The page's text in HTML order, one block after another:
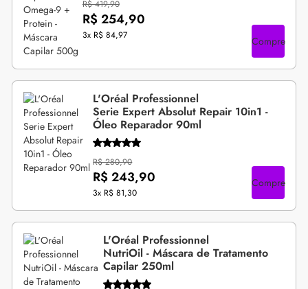
R$ 419,90
R$ 254,90
3x R$ 84,97 Compre
L'Oréal Professionnel
Serie Expert Absolut Repair 10in1 -
Óleo Reparador 90ml
R$ 280,90
R$ 243,90
3x R$ 81,30
Compre
L'Oréal Professionnel
NutriOil - Máscara de Tratamento
Capilar 250ml